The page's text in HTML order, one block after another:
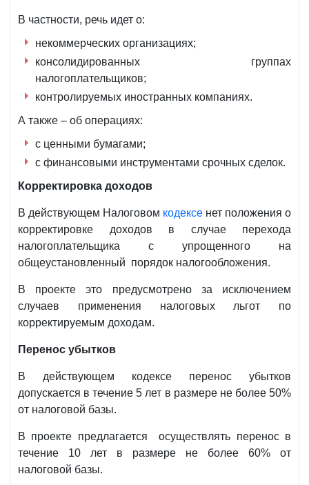
В частности, речь идет о:
некоммерческих организациях;
консолидированных группах
налогоплательщиков;
контролируемых иностранных компаниях.
А также – об операциях:
с ценными бумагами;
с финансовыми инструментами срочных сделок.
Корректировка доходов
В действующем Налоговом кодексе нет положения о
корректировке доходов в случае перехода
налогоплательщика с упрощенного на
общеустановленный порядок налогообложения.
В проекте это предусмотрено за исключением
случаев применения налоговых льгот по
корректируемым доходам.
Перенос убытков
В действующем кодексе перенос убытков
допускается в течение 5 лет в размере не более 50%
от налоговой базы.
В проекте предлагается осуществлять перенос в
течение 10 лет в размере не более 60% от
налоговой базы.